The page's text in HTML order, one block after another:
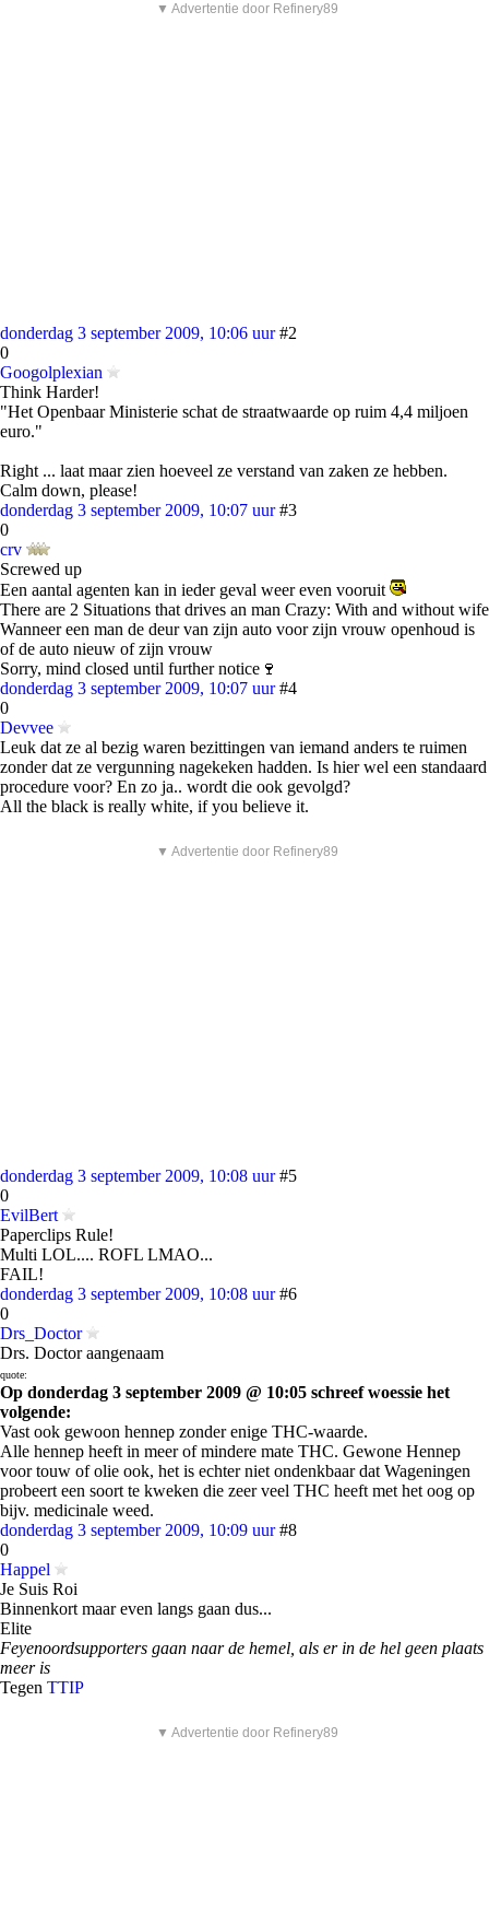
▼ Advertentie door Refinery89
donderdag 3 september 2009, 10:06 uur #2
0
Googolplexian
Think Harder!
"Het Openbaar Ministerie schat de straatwaarde op ruim 4,4 miljoen
euro."
Right ... laat maar zien hoeveel ze verstand van zaken ze hebben.
Calm down, please!
donderdag 3 september 2009, 10:07 uur #3
0
crv
Screwed up
Een aantal agenten kan in ieder geval weer even vooruit
There are 2 Situations that drives an man Crazy: With and without wife
Wanneer een man de deur van zijn auto voor zijn vrouw openhoud is
of de auto nieuw of zijn vrouw
Sorry, mind closed until further notice🍷
donderdag 3 september 2009, 10:07 uur #4
0
Devvee
Leuk dat ze al bezig waren bezittingen van iemand anders te ruimen
zonder dat ze vergunning nagekeken hadden. Is hier wel een standaard
procedure voor? En zo ja.. wordt die ook gevolgd?
All the black is really white, if you believe it.
▼ Advertentie door Refinery89
donderdag 3 september 2009, 10:08 uur #5
0
EvilBert
Paperclips Rule!
Multi LOL.... ROFL LMAO...
FAIL!
donderdag 3 september 2009, 10:08 uur #6
0
Drs_Doctor
Drs. Doctor aangenaam
quote:
Op donderdag 3 september 2009 @ 10:05 schreef woessie het
volgende:
Vast ook gewoon hennep zonder enige THC-waarde.
Alle hennep heeft in meer of mindere mate THC. Gewone Hennep
voor touw of olie ook, het is echter niet ondenkbaar dat Wageningen
probeert een soort te kweken die zeer veel THC heeft met het oog op
bijv. medicinale weed.
donderdag 3 september 2009, 10:09 uur #8
0
Happel
Je Suis Roi
Binnenkort maar even langs gaan dus...
Elite
Feyenoordsupporters gaan naar de hemel, als er in de hel geen plaats
meer is
Tegen TTIP
▼ Advertentie door Refinery89